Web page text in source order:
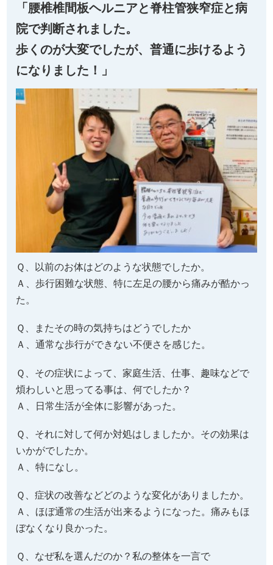
「腰椎椎間板ヘルニアと脊柱管狭窄症と病
院で判断されました。
歩くのが大変でしたが、普通に歩けるよう
になりました！」
Ｑ、以前のお体はどのような状態でしたか。
Ａ、歩行困難な状態、特に左足の腰から痛みが酷かっ
た。
Ｑ、またその時の気持ちはどうでしたか
Ａ、通常な歩行ができない不便さを感じた。
Ｑ、その症状によって、家庭生活、仕事、趣味などで
煩わしいと思ってる事は、何でしたか？
Ａ、日常生活が全体に影響があった。
Ｑ、それに対して何か対処はしましたか。その効果は
いかがでしたか。
Ａ、特になし。
Ｑ、症状の改善などどのような変化がありましたか。
Ａ、ほぼ通常の生活が出来るようになった。痛みもほ
ぼなくなり良かった。
Ｑ、なぜ私を選んだのか？私の整体を一言で